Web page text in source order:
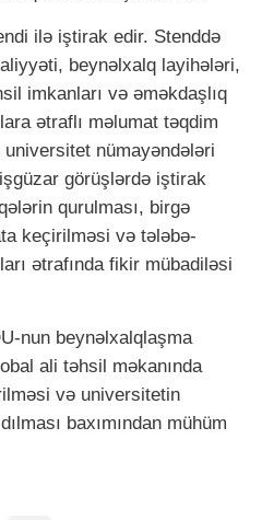
ilə iştirak edir. Stenddə
beynəlxalq layihələri,
imkanları və əməkdaşlıq
ətraflı məlumat təqdim
nümayəndələri
görüşlərdə iştirak
qurulması, birgə
keçirilməsi və tələbə-
ətrafında fikir mübadiləsi
nun beynəlxalqlaşma
ali təhsil məkanında
və universitetin
baxımından mühüm